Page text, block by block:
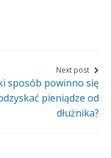
Next post
sposób powinno się
pieniądze od
dłużnika?